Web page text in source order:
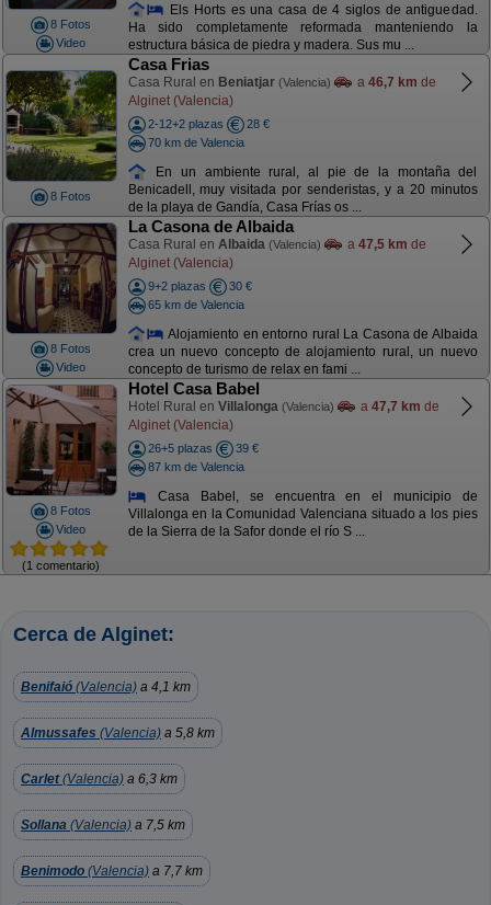
8 Fotos
Video
Els Horts es una casa de 4 siglos de antiguedad.
Ha sido completamente reformada manteniendo la
estructura básica de piedra y madera. Sus mu ...
8 Fotos
Casa Frias
Casa Rural en Beniatjar (Valencia) a 46,7 km de
Alginet (Valencia)
2-12+2 plazas
28 €
70 km de Valencia
En un ambiente rural, al pie de la montaña del
Benicadell, muy visitada por senderistas, y a 20 minutos
de la playa de Gandía, Casa Frías os ...
8 Fotos
Video
La Casona de Albaida
Casa Rural en Albaida (Valencia) a 47,5 km de
Alginet (Valencia)
9+2 plazas
30 €
65 km de Valencia
Alojamiento en entorno rural La Casona de Albaida
crea un nuevo concepto de alojamiento rural, un nuevo
concepto de turismo de relax en fami ...
8 Fotos
Video
(1 comentario)
Hotel Casa Babel
Hotel Rural en Villalonga (Valencia) a 47,7 km de
Alginet (Valencia)
26+5 plazas
39 €
87 km de Valencia
Casa Babel, se encuentra en el municipio de
Villalonga en la Comunidad Valenciana situado a los pies
de la Sierra de la Safor donde el río S ...
Cerca de Alginet:
Benifaió (Valencia) a 4,1 km
Almussafes (Valencia) a 5,8 km
Carlet(Valencia) a 6,3 km
Sollana (Valencia) a 7,5 km
Benimodo (Valencia) a 7,7 km